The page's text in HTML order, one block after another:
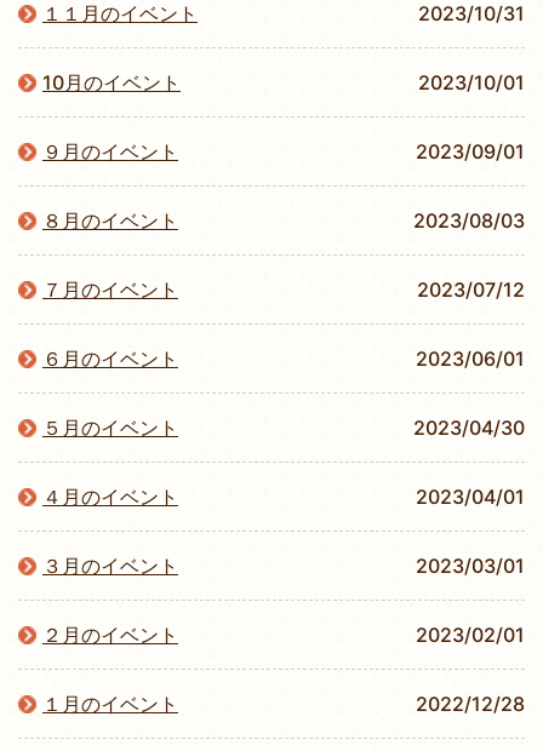
１１月のイベント 2023/10/31
10月のイベント 2023/10/01
９月のイベント 2023/09/01
８月のイベント 2023/08/03
７月のイベント 2023/07/12
６月のイベント 2023/06/01
５月のイベント 2023/04/30
４月のイベント 2023/04/01
３月のイベント 2023/03/01
２月のイベント 2023/02/01
１月のイベント 2022/12/28